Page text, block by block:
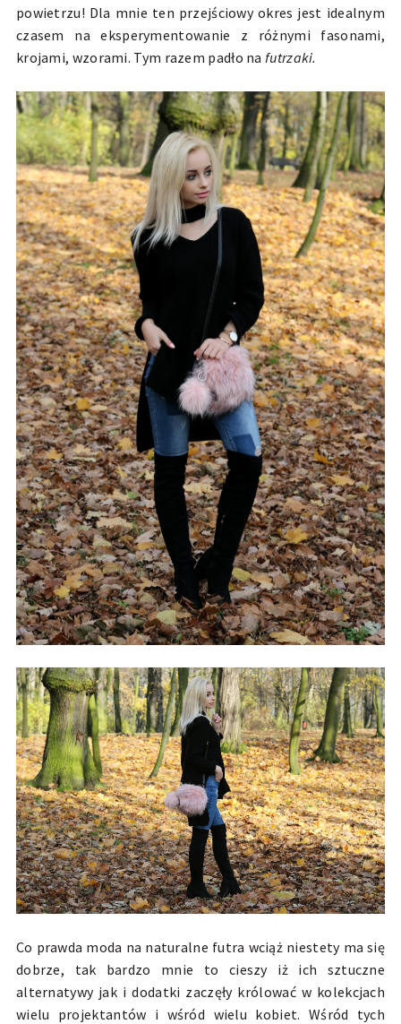
powietrzu! Dla mnie ten przejściowy okres jest idealnym
czasem na eksperymentowanie z różnymi fasonami,
krojami, wzorami. Tym razem padło na futrzaki.
Co prawda moda na naturalne futra wciąż niestety ma się
dobrze, tak bardzo mnie to cieszy iż ich sztuczne
alternatywy jak i dodatki zaczęły królować w kolekcjach
wielu projektantów i wśród wielu kobiet. Wśród tych